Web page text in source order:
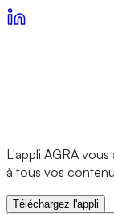
L'appli AGRA
à tous vos
Téléchargez l'appli